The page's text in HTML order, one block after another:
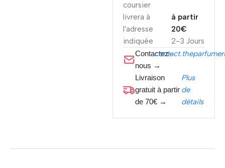
coursier
livrera à
l'adresse
indiquée
2-3 Jours
à partir
20€
Contactez-
nous →
Livraison
gratuit à partir
de 70€ →
Plus
de
détails